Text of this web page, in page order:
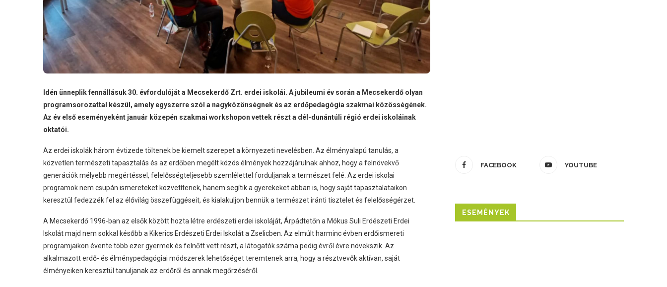
Idén ünneplik fennállásuk 30. évfordulóját a Mecsekerdő Zrt. erdei iskolái. A jubileumi év során a Mecsekerdő olyan
programsorozattal készül, amely egyszerre szól a nagyközönségnek és az erdőpedagógia szakmai közösségének.
Az év első eseményeként január közepén szakmai workshopon vettek részt a dél-dunántúli régió erdei iskoláinak
oktatói.
Az erdei iskolák három évtizede töltenek be kiemelt szerepet a környezeti nevelésben. Az élményalapú tanulás, a
közvetlen természeti tapasztalás és az erdőben megélt közös élmények hozzájárulnak ahhoz, hogy a felnövekvő
generációk mélyebb megértéssel, felelősségteljesebb szemlélettel forduljanak a természet felé. Az erdei iskolai
programok nem csupán ismereteket közvetítenek, hanem segítik a gyerekeket abban is, hogy saját tapasztalataikon
keresztül fedezzék fel az élővilág összefüggéseit, és kialakuljon bennük a természet iránti tisztelet és felelősségérzet.
A Mecsekerdő 1996-ban az elsők között hozta létre erdészeti erdei iskoláját, Árpádtetőn a Mókus Suli Erdészeti Erdei
Iskolát majd nem sokkal később a Kikerics Erdészeti Erdei Iskolát a Zselicben. Az elmúlt harminc évben erdőismereti
programjaikon évente több ezer gyermek és felnőtt vett részt, a látogatók száma pedig évről évre növekszik. Az
alkalmazott erdő- és élménypedagógiai módszerek lehetőséget teremtenek arra, hogy a résztvevők aktívan, saját
élményeiken keresztül tanuljanak az erdőről és annak megőrzéséről.
FACEBOOK YOUTUBE
ESEMÉNYEK